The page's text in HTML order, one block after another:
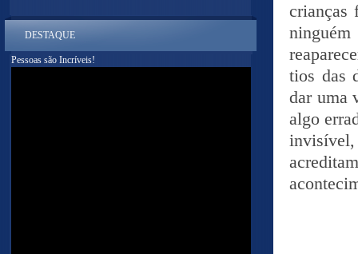
crianças
tios das
dar uma
algo
invisível,
DESTAQUE
Pessoas são Incríveis!